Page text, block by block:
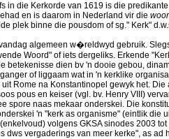
in die Kerkorde van 1619 is die
en is daarom in Nederland vir die
plek binne die pousdom of sg." Kerk"
algemeen w�reldwyd gebruik.
Woord" of iets dergeliks. Erkende
betekenisse dien bv 'n dooie gebou,
of liggaam wat in 'n kerklike
Rome na Konstantinopel gewyk het.
pous en keiser (vgl. bv. Henry VIII)
spore naas mekaar onderskei. Die
'n "kerk as organisme" (eintlik
volgens GKSA sinodes 2003
dws vergaderings van meer kerke", as ad